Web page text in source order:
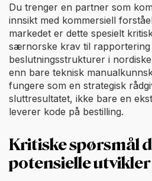
Du trenger en partner som
innsikt med kommersiell
markedet er dette spesielt
særnorske krav til
beslutningsstrukturer i
enn bare teknisk
fungere som en strategisk
sluttresultatet, ikke bare en
leverer kode på bestilling.
Kritiske spørsmål
potensielle utvikler